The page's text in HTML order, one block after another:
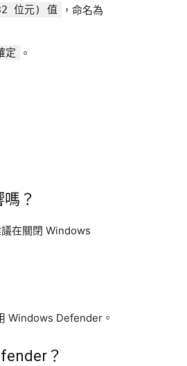
位元) 值 ，命名為
定
。
？
在關閉 Windows
Windows Defender。
？